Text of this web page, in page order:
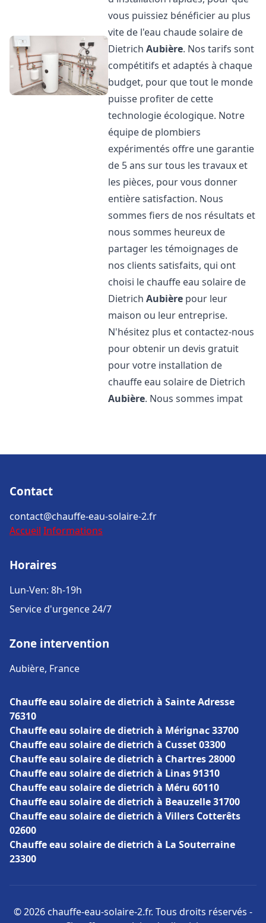
vous puissiez bénéficier au plus
vite de l'eau chaude solaire de
DietrichAubière. Nos tarifs sont
compétitifs et adaptés à chaque
budget, pour que tout le monde
puisse profiter de cette
technologie écologique. Notre
équipe de plombiers
expérimentés offre une garantie
de 5 ans sur tous les travaux et
les pièces, pour vous donner
entière satisfaction. Nous
sommes fiers de nos résultats et
nous sommes heureux de
partager les témoignages de
nos clients satisfaits, qui ont
choisi le chauffe eau solaire de
DietrichAubière pour leur
maison ou leur entreprise.
N'hésitez plus et contactez-nous
pour obtenir un devis gratuit
pour votre installation de
chauffe eau solaire de Dietrich
Aubière. Nous sommes impat
Contact
contact@chauffe-eau-solaire-2.fr
Accueil Informations
Horaires
Lun-Ven: 8h-19h
Service d'urgence 24/7
Zone intervention
Aubière, France
Chauffe eau solaire de dietrich à Sainte Adresse
76310
Chauffe eau solaire de dietrich à Mérignac 33700
Chauffe eau solaire de dietrich à Cusset 03300
Chauffe eau solaire de dietrich à Chartres 28000
Chauffe eau solaire de dietrich à Linas 91310
Chauffe eau solaire de dietrich à Méru 60110
Chauffe eau solaire de dietrich à Beauzelle 31700
Chauffe eau solaire de dietrich à Villers Cotterêts
02600
Chauffe eau solaire de dietrich à La Souterraine
23300
© 2026 chauffe-eau-solaire-2.fr. Tous droits réservés -